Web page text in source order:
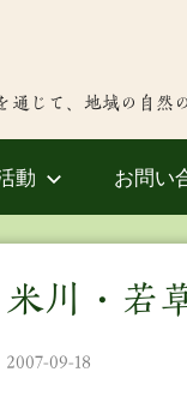
じて、地域の自然
動 お問い
米川・若
2007-09-18